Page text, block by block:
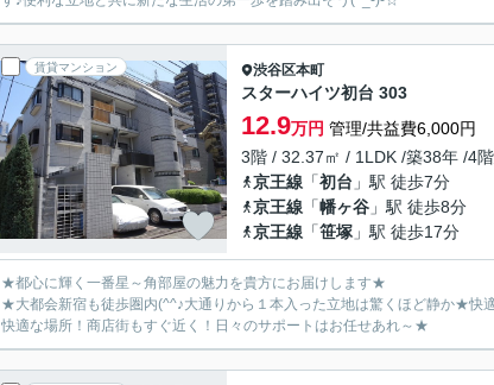
賃貸マンション 渋谷区本町
スターハイツ初台 303
12.9万円 管理/共益費6,000円
3階 / 32.37㎡ / 1LDK /築38年 /4
京王線 「初台 」駅 徒歩7分
京王線 「幡ヶ谷 」駅 徒歩8分
京王線 「笹塚 」駅 徒歩17分
★都心に輝く一番星～角部屋の魅力を貴方にお届けします★
★大都会新宿も徒歩圏内(^^♪大通りから１本入った立地は驚くほど静か★快
快適な場所！商店街もすぐ近く！日々のサポートはお任せあれ～★